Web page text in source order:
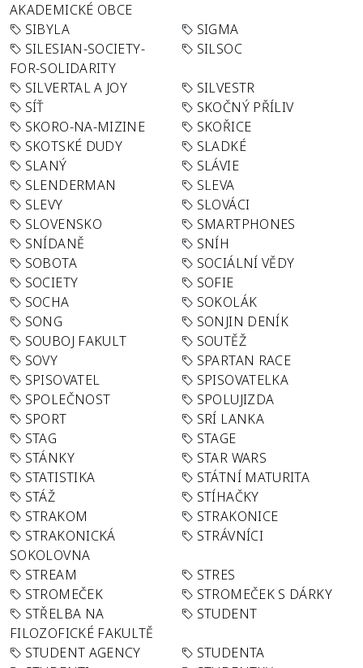
AKADEMICKÉ OBCE
SIBYLA
SIGMA
SILESIAN-SOCIETY-
FOR-SOLIDARITY
SILSOC
SILVERTAL A JOY
SILVESTR
SÍŤ
SKOČNÝ PŘÍLIV
SKORO-NA-MIZINE
SKOŘICE
SKOTSKÉ DUDY
SLADKÉ
SLANÝ
SLÁVIE
SLENDERMAN
SLEVA
SLEVY
SLOVÁCI
SLOVENSKO
SMARTPHONES
SNÍDANĚ
SNÍH
SOBOTA
SOCIÁLNÍ VĚDY
SOCIETY
SOFIE
SOCHA
SOKOLÁK
SONG
SONJIN DENÍK
SOUBOJ FAKULT
SOUTĚŽ
SOVY
SPARTAN RACE
SPISOVATEL
SPISOVATELKA
SPOLEČNOST
SPOLUJIZDA
SPORT
SRÍ LANKA
STAG
STAGE
STÁNKY
STAR WARS
STATISTIKA
STÁTNÍ MATURITA
STÁŽ
STÍHAČKY
STRAKOM
STRAKONICE
STRAKONICKÁ
SOKOLOVNA
STRÁVNÍCI
STREAM
STRES
STROMEČEK
STROMEČEK S DÁRKY
STŘELBA NA
FILOZOFICKÉ FAKULTĚ
STUDENT
STUDENT AGENCY
STUDENTA